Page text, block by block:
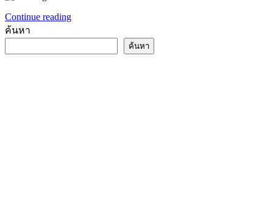
Continue reading
ค้นหา
ค้นหา